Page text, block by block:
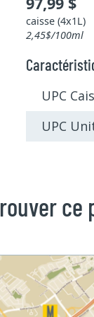
caisse (4x1L)
2,45$/100ml
UPC
UPC
ce